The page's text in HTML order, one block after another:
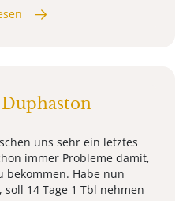
uns sehr ein letztes
immer Probleme damit,
bekommen. Habe nun
14 Tage 1 Tbl nehmen